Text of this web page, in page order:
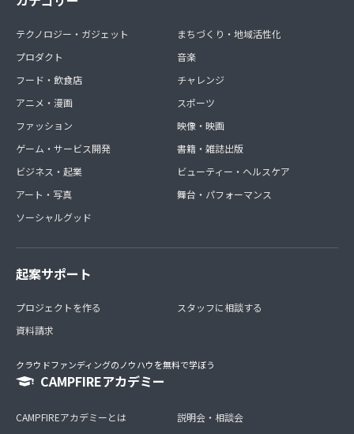
テクノロジー・ガジェット
プロダクト
フード・飲食店
アニメ・漫画
ファッション
ゲーム・サービス開発
ビジネス・起業
アート・写真
ソーシャルグッド
まちづくり・地域活性化
音楽
チャレンジ
スポーツ
映像・映画
書籍・雑誌出版
ビューティー・ヘルスケア
舞台・パフォーマンス
起案サポート
プロジェクトを作る
資料請求
スタッフに相談する
クラウドファンディングのノウハウを無料で学ぼう
CAMPFIREアカデミー
CAMPFIREアカデミーとは
説明会・相談会